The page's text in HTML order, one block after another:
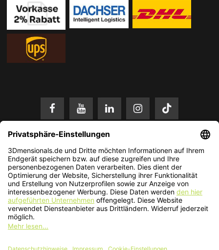
* Alle Preise in EUR inkl. gesetzl. Mehrwertsteuer zzgl. Versandkosten.
Änderungen und Irrtümer vorbehalten. Nur solange der Vorrat reicht.
© 2026 3Dmensionals / PONTIALIS GmbH & Co. KG - All Rights Reserved.​
Kundenbewertung